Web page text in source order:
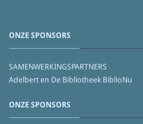
ONZE SPONSORS
SAMENWERKINGSPARTNERS
Adelbert en De Bibliotheek BiblioNu
ONZE SPONSORS